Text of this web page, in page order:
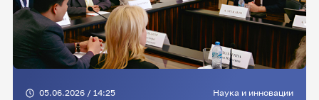
05.06.2026 / 14:25 Наука и инновации